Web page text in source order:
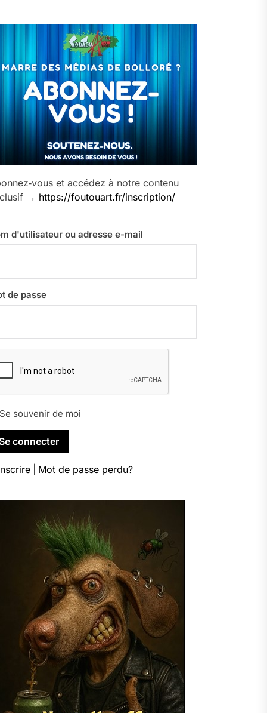
et accédez à notre contenu
→ https://foutouart.fr/inscription/
d'utilisateur ou adresse e-mail
de passe
souvenir de moi
Mot de passe perdu?